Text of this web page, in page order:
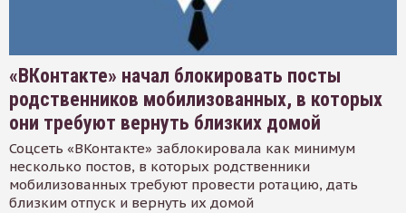
«ВКонтакте» начал блокировать посты
родственников мобилизованных, в которых
они требуют вернуть близких домой
Соцсеть «ВКонтакте» заблокировала как минимум
несколько постов, в которых родственники
мобилизованных требуют провести ротацию, дать
близким отпуск и вернуть их домой